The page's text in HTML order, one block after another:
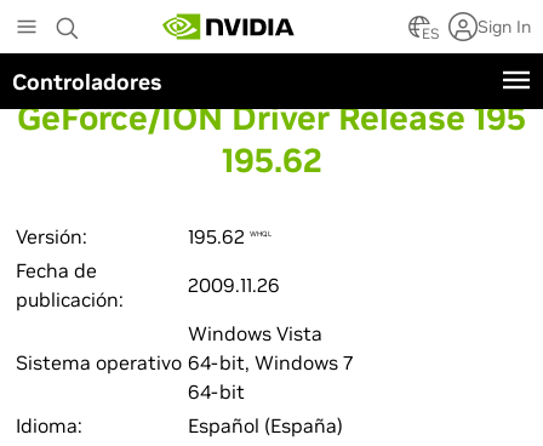
to
main
content
ES Sign In
Controladores
GeForce/ION Driver Release 195
195.62
Versión: 195.62 WHQL
Fecha de
publicación:
2009.11.26
Sistema operativo
Windows Vista
64-bit, Windows 7
64-bit
Idioma:
Español (España)